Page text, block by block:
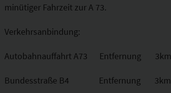
minütiger Fahrzeit zur A 73.
Verkehrsanbindung:
Autobahnauffahrt A73 Entfernung 3km
Bundesstraße B4 Entfernung 3km